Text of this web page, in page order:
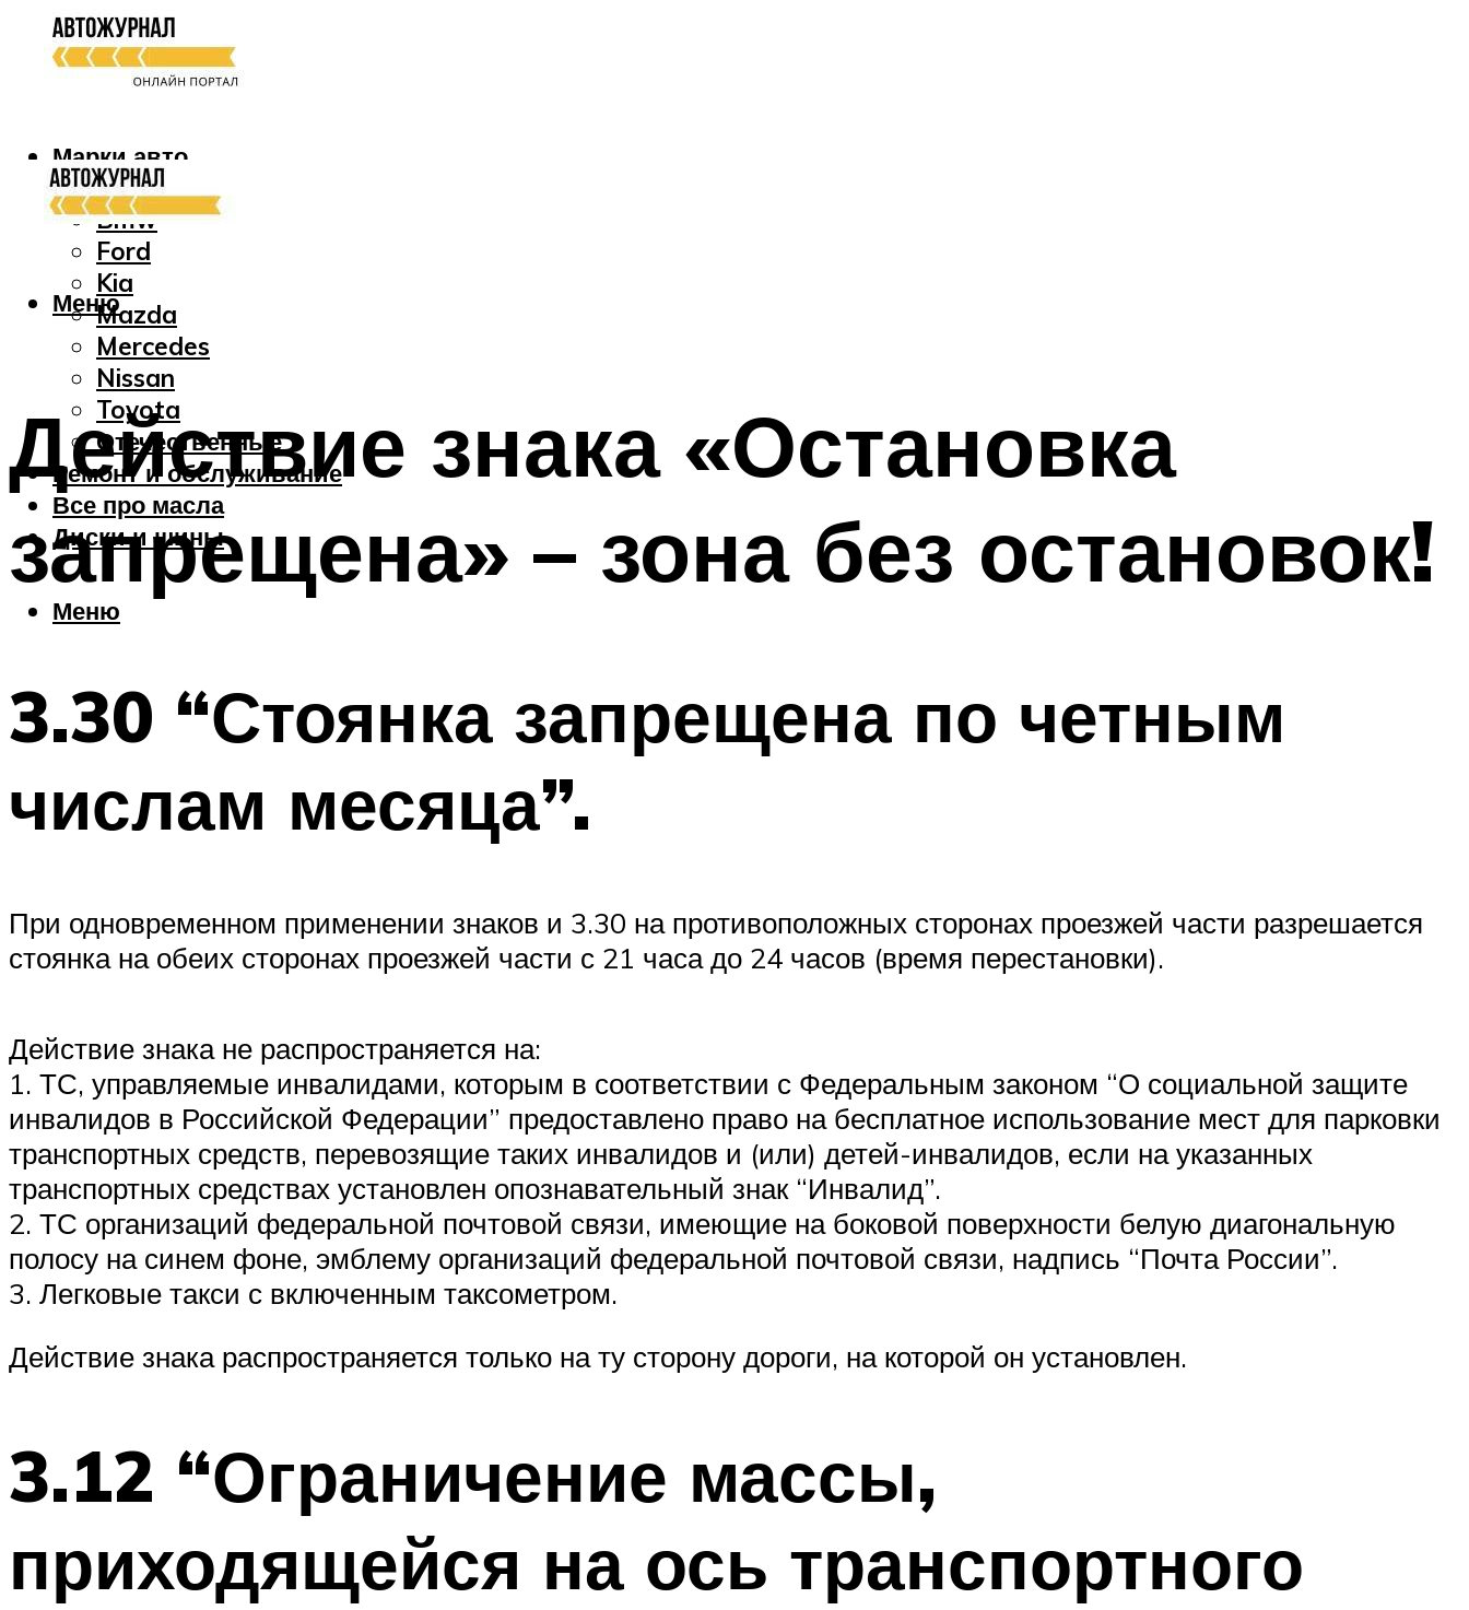
Марки авто
Audi
Bmw
Ford
Kia
Mazda
Mercedes
Nissan
Toyota
Отечественные
Ремонт и обслуживание
Все про масла
Диски и шины
Меню
Меню
Действие знака «Остановка
запрещена» – зона без остановок!
3.30 “Стоянка запрещена по четным
числам месяца”.
При одновременном применении знаков и 3.30 на противоположных сторонах проезжей части разрешается
стоянка на обеих сторонах проезжей части с 21 часа до 24 часов (время перестановки).
Действие знака не распространяется на:
1. ТС, управляемые инвалидами, которым в соответствии с Федеральным законом “О социальной защите
инвалидов в Российской Федерации” предоставлено право на бесплатное использование мест для парковки
транспортных средств, перевозящие таких инвалидов и (или) детей-инвалидов, если на указанных
транспортных средствах установлен опознавательный знак “Инвалид”.
2. ТС организаций федеральной почтовой связи, имеющие на боковой поверхности белую диагональную
полосу на синем фоне, эмблему организаций федеральной почтовой связи, надпись “Почта России”.
3. Легковые такси с включенным таксометром.
Действие знака распространяется только на ту сторону дороги, на которой он установлен.
3.12 “Ограничение массы,
приходящейся на ось транспортного